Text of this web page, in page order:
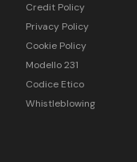
Credit Policy
Privacy Policy
Cookie Policy
Modello 231
Codice Etico
Whistleblowing